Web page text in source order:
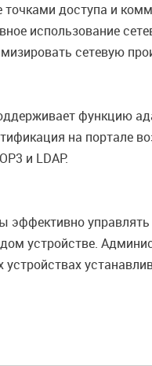
доступа и
использование
сетевую
функцию
на портале
и LDAP.
устройстве.